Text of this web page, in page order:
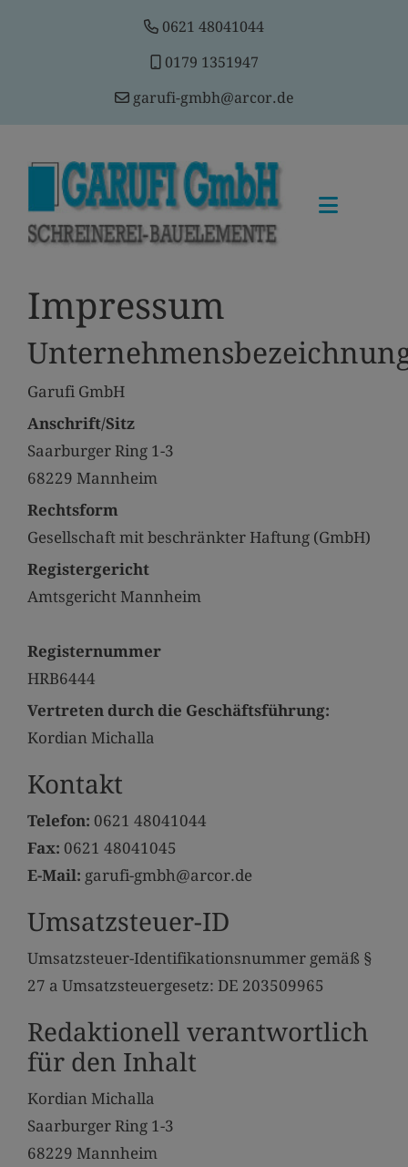
0621 48041044
0179 1351947
garufi-gmbh@arcor.de
Impressum
Garufi GmbH
Anschrift/Sitz
Saarburger Ring 1-3
68229 Mannheim
Rechtsform
Gesellschaft mit beschränkter Haftung (GmbH)
Registergericht
Amtsgericht Mannheim
Registernummer
HRB6444
Vertreten durch die Geschäftsführung:
Kordian Michalla
Kontakt
Telefon: 0621 48041044
Fax: 0621 48041045
E-Mail: garufi-gmbh@arcor.de
Umsatzsteuer-ID
Umsatzsteuer-Identifikationsnummer gemäß §
27 a Umsatzsteuergesetz: DE 203509965
Redaktionell verantwortlich
für den Inhalt
Kordian Michalla
Saarburger Ring 1-3
68229 Mannheim